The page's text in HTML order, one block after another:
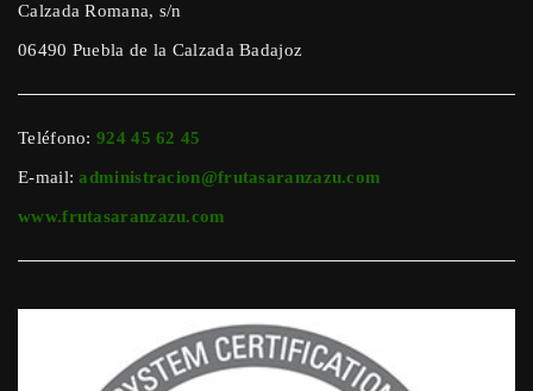
Calzada Romana, s/n
06490 Puebla de la Calzada Badajoz
Teléfono: 924 45 62 45
E-mail: administracion@frutasaranzazu.com
www.frutasaranzazu.com